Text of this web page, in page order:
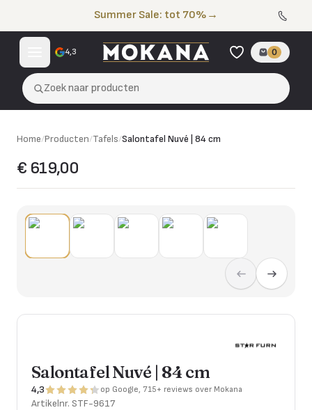
Summer Sale: tot 70% →
4,3 0
Zoek naar producten
Home/Producten/Tafels/Salontafel Nuvé | 84 cm
€ 619,00
Salontafel Nuvé | 84 cm
4,3 op Google, 715+ reviews over Mokana
Artikelnr. STF-9617